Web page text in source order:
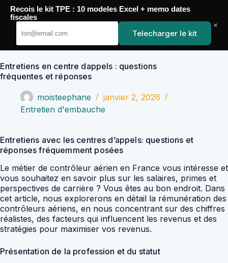
Passer
contenu
YoupiJobs
Entretiens en centre dappels : questions
fréquentes et réponses
moisteephane
janvier 2, 2026
Entretien d'embauche
Entretiens avec les centres d’appels: questions et
réponses fréquemment posées
Le métier de contrôleur aérien en France vous intéresse et
vous souhaitez en savoir plus sur les salaires, primes et
perspectives de carrière ? Vous êtes au bon endroit. Dans
cet article, nous explorerons en détail la rémunération des
contrôleurs aériens, en nous concentrant sur des chiffres
réalistes, des facteurs qui influencent les revenus et des
stratégies pour maximiser vos revenus.
Présentation de la profession et du statut
Recois le kit TPE : 10 modeles Excel + memo dates
fiscales
Telecharger le kit
×